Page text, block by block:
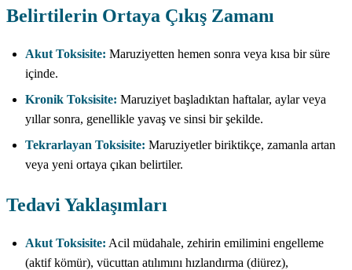
Belirtilerin Ortaya Çıkış Zamanı
Akut Toksisite: Maruziyetten hemen sonra veya kısa bir süre
içinde.
Kronik Toksisite: Maruziyet başladıktan haftalar, aylar veya
yıllar sonra, genellikle yavaş ve sinsi bir şekilde.
Tekrarlayan Toksisite: Maruziyetler biriktikçe, zamanla artan
veya yeni ortaya çıkan belirtiler.
Tedavi Yaklaşımları
Akut Toksisite: Acil müdahale, zehirin emilimini engelleme
(aktif kömür), vücuttan atılımını hızlandırma (diürez),